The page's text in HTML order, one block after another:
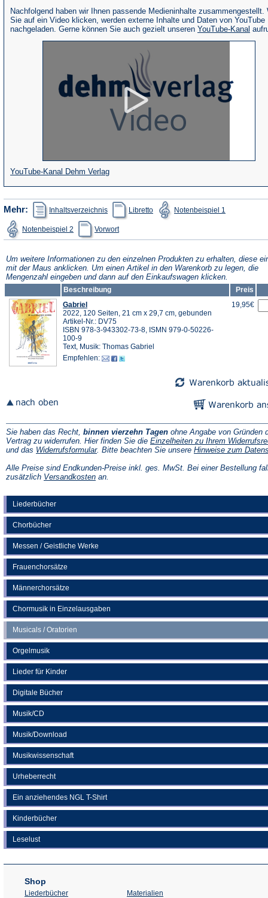
Liederbücher
Chorbücher
Messen / Geistliche Werke
Frauenchorsätze
Männerchorsätze
Chormusik in Einzelausgaben
Musicals / Oratorien
Orgelmusik
Lieder für Kinder
Digitale Bücher
Musik/CD
Musik/Download
Musikwissenschaft
Urheberrecht
Ein anziehendes NGL T-Shirt
Kinderbücher
Leselust
Nachfolgend haben wir Ihnen passende Medieninhalte zusammengestellt.
Sie auf ein Video klicken, werden externe Inhalte und Daten von YouTube
nachgeladen. Gerne können Sie auch gezielt unseren YouTube-Kanal
YouTube-Kanal Dehm Verlag(Öffnet
in
einem
neuen
Tab)
Mehr: Inhaltsverzeichnis
(Öffnet
in
einem
neuen
Tab)
Libretto
(Öffnet
in
einem
Tab)
Notenbeispiel 1in
Tab)
Notenbeispiel 2
(Öffnet
in
einem
Tab)
Vorwortin
einem
Tab)
Um weitere Informationen zu den einzelnen Produkten zu erhalten, diese
mit der Maus anklicken. Um einen Artikel in den Warenkorb zu legen, die
Mengenzahl eingeben und dann auf den Einkaufswagen klicken.
Beschreibung
Preis
Gabriel
2022, 120 Seiten, 21 cm x 29,7 cm, gebunden
Artikel-Nr.: DV75
ISBN 978-3-943302-73-8, ISMN 979-0-50226-
100-9
Text, Musik: Thomas Gabriel
Empfehlen:
19,95€
Sie haben das Recht, binnen vierzehn Tagen ohne Angabe von Gründen
Vertrag zu widerrufen. Hier finden Sie die Einzelheiten zu Ihrem
und das Widerrufsformular(Öffnet
einem
neuen
. Bitte beachten Sie unsere Hinweise zum
Alle Preise sind Endkunden-Preise inkl. ges. MwSt. Bei einer Bestellung
zusätzlich Versandkosten(Öffnet
an.
Shop
Liederbücher Materialien